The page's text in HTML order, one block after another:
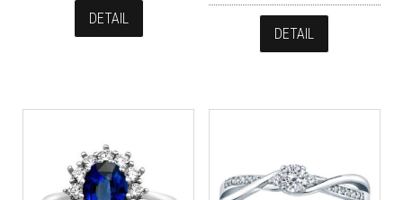
DETAIL
DETAIL